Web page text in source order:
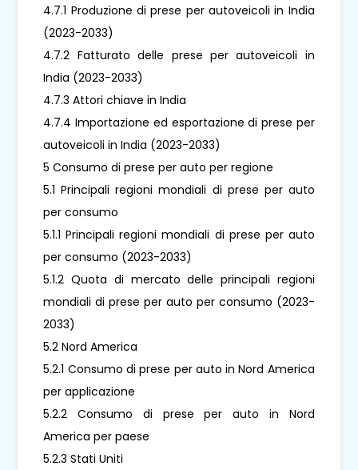
4.7.1 Produzione di prese per autoveicoli in India
(2023-2033)
4.7.2 Fatturato delle prese per autoveicoli in
India (2023-2033)
4.7.3 Attori chiave in India
4.7.4 Importazione ed esportazione di prese per
autoveicoli in India (2023-2033)
5 Consumo di prese per auto per regione
5.1 Principali regioni mondiali di prese per auto
per consumo
5.1.1 Principali regioni mondiali di prese per auto
per consumo (2023-2033)
5.1.2 Quota di mercato delle principali regioni
mondiali di prese per auto per consumo (2023-
2033)
5.2 Nord America
5.2.1 Consumo di prese per auto in Nord America
per applicazione
5.2.2 Consumo di prese per auto in Nord
America per paese
5.2.3 Stati Uniti